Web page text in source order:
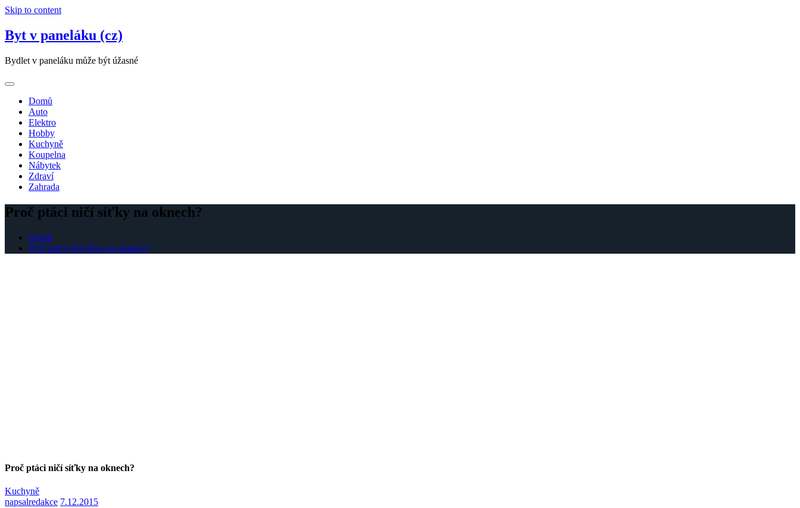
Skip to content
Byt v paneláku (cz)
Bydlet v paneláku může být úžasné
Domů
Auto
Elektro
Hobby
Kuchyně
Koupelna
Nábytek
Zdraví
Zahrada
Proč ptáci ničí síťky na oknech?
Domů
Proč ptáci ničí síťky na oknech?
Proč ptáci ničí síťky na oknech?
Kuchyně
napsalredakce 7.12.2015